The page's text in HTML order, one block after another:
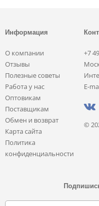
Информация
О компании
Отзывы
Полезные советы
Работа у нас
Оптовикам
Поставщикам
Обмен и возврат
Карта сайта
Политика
конфиденциальности
+7
E-
©